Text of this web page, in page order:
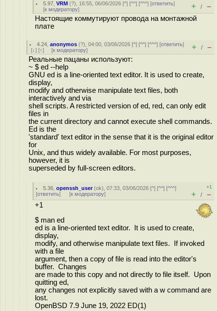
5.97 ,VRM (?), 16:55, 06/06/2026 [^] [^^] [^^^] [ответить]
[к модератору] + / –
Настоящие коммутируют провода на монтажной
плате
4.24 ,anonymos (?), 04:00, 03/06/2026 [^] [^^] [^^^] [ответить]
[↓] [↑] [к модератору] + / –
Реальные пацаны используют:
~ $ ed --help
GNU ed is a line-oriented text editor. It is used to create,
display,
modify and otherwise manipulate text files, both
interactively and via
shell scripts. A restricted version of ed, red, can only edit
files in
the current directory and cannot execute shell commands.
Ed is the
'standard' text editor in the sense that it is the original editor
for
Unix, and thus widely available. For most purposes,
however, it is
superseded by full-screen editors.
5.36 ,openssh_user(ok), 07:33, 03/06/2026 [^] [^^] [^^^]
[ответить] [к модератору]
+1
+ / –
+1
$ man ed
ed is a line-oriented text editor. It is used to create,
display,
modify, and otherwise manipulate text files. If invoked
with a file
argument, then a copy of file is read into the editor's
buffer. Changes
are made to this copy and not directly to file itself. Upon
quitting ed,
any changes not explicitly saved with a w command are
lost.
OpenBSD 7.9 June 19, 2022 ED(1)